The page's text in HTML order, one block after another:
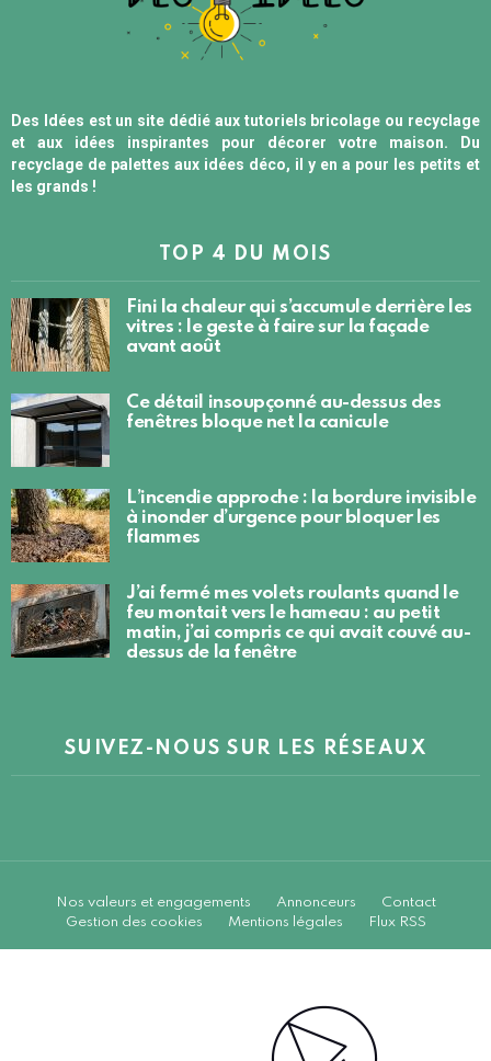
Des Idées est un site dédié aux tutoriels bricolage ou recyclage
et aux idées inspirantes pour décorer votre maison. Du
recyclage de palettes aux idées déco, il y en a pour les petits et
les grands !
TOP 4 DU MOIS
Fini la chaleur qui s’accumule derrière les
vitres : le geste à faire sur la façade
avant août
Ce détail insoupçonné au-dessus des
fenêtres bloque net la canicule
L’incendie approche : la bordure invisible
à inonder d’urgence pour bloquer les
flammes
J’ai fermé mes volets roulants quand le
feu montait vers le hameau : au petit
matin, j’ai compris ce qui avait couvé au-
dessus de la fenêtre
SUIVEZ-NOUS SUR LES RÉSEAUX
Nos valeurs et engagements Annonceurs
Contact
Gestion des cookies
Mentions légales Flux RSS